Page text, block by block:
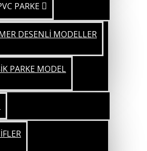
PARKE
DESENLİ MODELLER
PARKE MODEL